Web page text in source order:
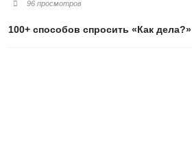
96 просмотров
100+ способов спросить «Как дела?»